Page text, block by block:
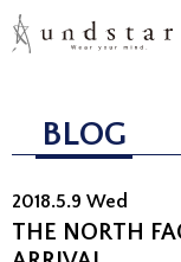
BLOG
2018.5.9 Wed
THE NORTH